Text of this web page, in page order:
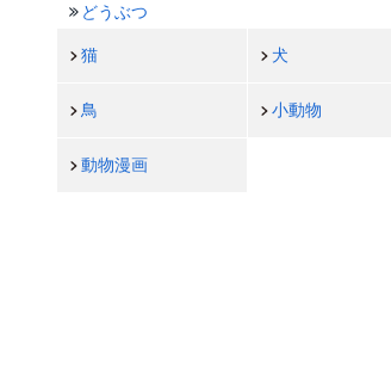
どうぶつ
猫 犬
鳥 小動物
動物漫画